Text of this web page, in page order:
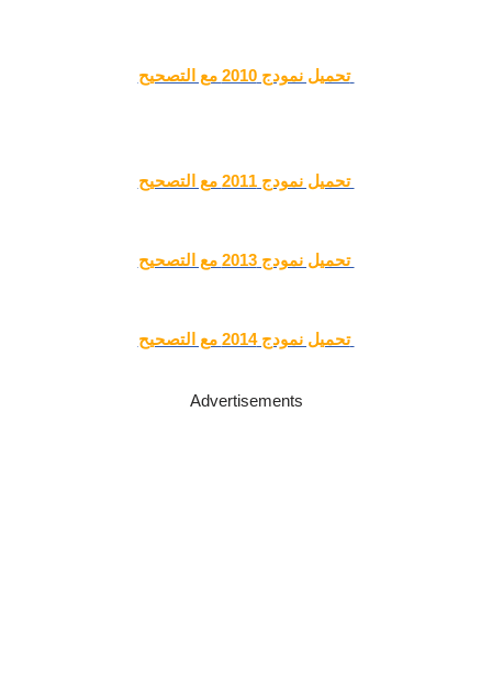
تحميل نمودج 2010 مع التصحيح
تحميل نمودج 2011 مع التصحيح
تحميل نمودج 2013 مع التصحيح
تحميل نمودج 2014 مع التصحيح
Advertisements